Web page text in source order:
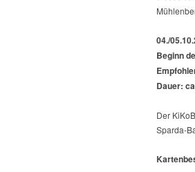
04./
Beginn
Dauer:
Der
Sparda-